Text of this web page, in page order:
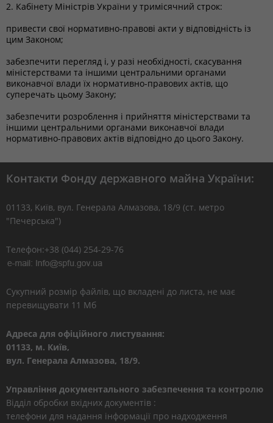
2. Кабінету Міністрів України у тримісячний строк:
привести свої нормативно-правові акти у відповідність із
цим Законом;
забезпечити перегляд і, у разі необхідності, скасування
міністерствами та іншими центральними органами
виконавчої влади їх нормативно-правових актів, що
суперечать цьому Закону;
забезпечити розроблення і прийняття міністерствами та
іншими центральними органами виконавчої влади
нормативно-правових актів відповідно до цього Закону.
Контакти Фонду державного майна України:
01133, Kиїв, вул. Генерала Алмазова, 18/9 (ст. метро
"Печерська")
Телефон:+38 (044) 254-29-76
Сукупний розмір файлів, що вкладені до листа, не має
перевищувати 11 Мб
Адреса для офіційного листування:
01133, м. Київ,
вул. Генерала Алмазова, 18/9.
Управління документального забезпечення та контролю
Відділ обробки вхідних документів :
телефони для надання інформації про надходження